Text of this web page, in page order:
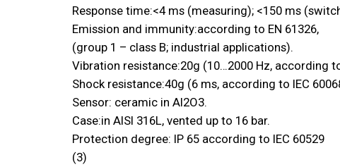
Response time:<4 ms (measuring); <150 ms
Emission and immunity:according to EN 61326,
(group 1 – class B; industrial applications).
Vibration resistance:20g (10…2000 Hz, according
Shock resistance:40g (6 ms, according to IEC
Sensor: ceramic in Al2O3.
Case:in AISI 316L, vented up to 16 bar.
Protection degree: IP 65 according to IEC 60529
(3)